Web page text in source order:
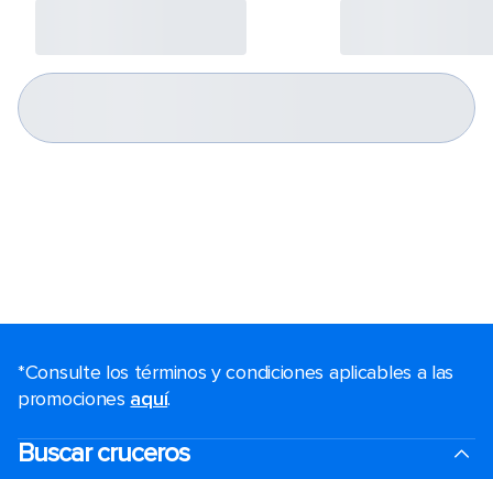
*Consulte los términos y condiciones aplicables a las
promociones aquí.
Buscar cruceros